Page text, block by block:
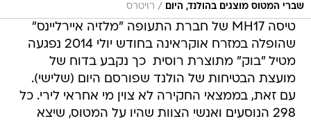
שברי המטוס מוצגים בהולנד, היום / רויטרס
טיסה MH17 של חברת התעופה "מלזיה איירליינס"
שהופלה במזרח אוקראינה בחודש יולי 2014 נפגעה
מטיל "בוק" מתוצרת רוסית  כך נקבע בדוח של
מועצת הבטיחות של הולנד שפורסם היום (שלישי).
עם זאת, בממצאי החקירה לא צוין מי אחראי לירי. כל
298 הנוסעים ואנשי הצוות שהיו על המטוס, שיצא